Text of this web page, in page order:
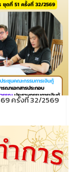
ครั้งที่ 32/2569